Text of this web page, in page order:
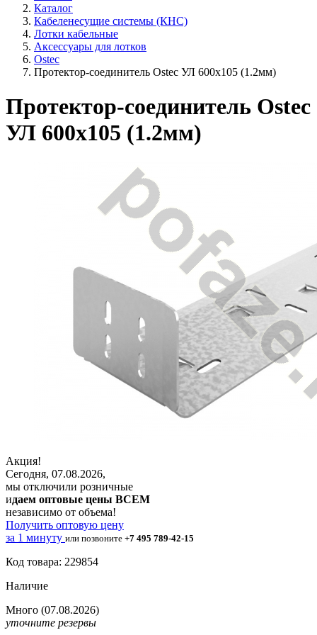
Каталог
Кабеленесущие системы (КНС)
Лотки кабельные
Аксессуары для лотков
Ostec
Протектор-соединитель Ostec УЛ 600х105 (1.2мм)
Протектор-соединитель Ostec
УЛ 600х105 (1.2мм)
Акция!
Сегодня, 07.08.2026,
мы отключили розничные
идаем оптовые цены ВСЕМ
независимо от объема!
Получить оптовую цену
за 1 минуту или позвоните +7 495 789-42-15
Код товара: 229854
Наличие
Много (07.08.2026)
уточните резервы